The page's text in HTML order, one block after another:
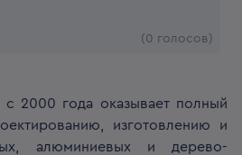
с 2000 года оказывает полный
изготовлению и
алюминиевых и дерево-
(0 голосов)